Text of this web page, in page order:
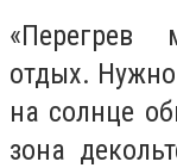
«Перегрев
отдых.
на солнце
зона